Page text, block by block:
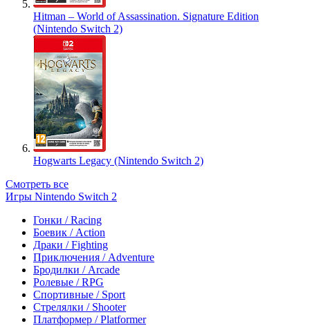
Hitman – World of Assassination. Signature Edition
(Nintendo Switch 2)
Hogwarts Legacy (Nintendo Switch 2)
Смотреть все
Игры Nintendo Switch 2
Гонки / Racing
Боевик / Action
Драки / Fighting
Приключения / Adventure
Бродилки / Arcade
Ролевые / RPG
Спортивные / Sport
Стрелялки / Shooter
Платформер / Platformer